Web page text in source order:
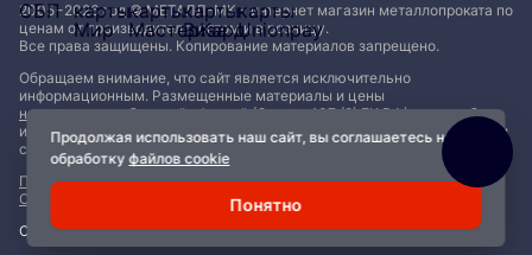
Продолжая использовать наш сайт, вы соглашаетесь на
обработкуфайлов cookie
Понятно
2005−2026 год © МЕТАЛЛ-МК - интернет магазин металлопроката по
ценам от производителя, оптом и в розницу.
Все права защищены. Копирование материалов запрещено.
Обращаем внимание, что сайт является исключительно
информационным. Размещенные материалы и цены
не являются публичной офертой (Статья 437 (2) ГК РФ)и могут быть
изменены без уведомления. Для уточнения наличия, характеристик и
стоимости материалов обращайтесь в офисы продаж.
Политика конфиденциальности|Пользовательское соглашение
Обработка файлов Cookie
Сделано с ❤️